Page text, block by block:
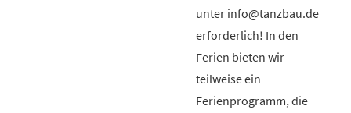
unter info@tanzbau.de
erforderlich! In den
Ferien bieten wir
teilweise ein
Ferienprogramm, die